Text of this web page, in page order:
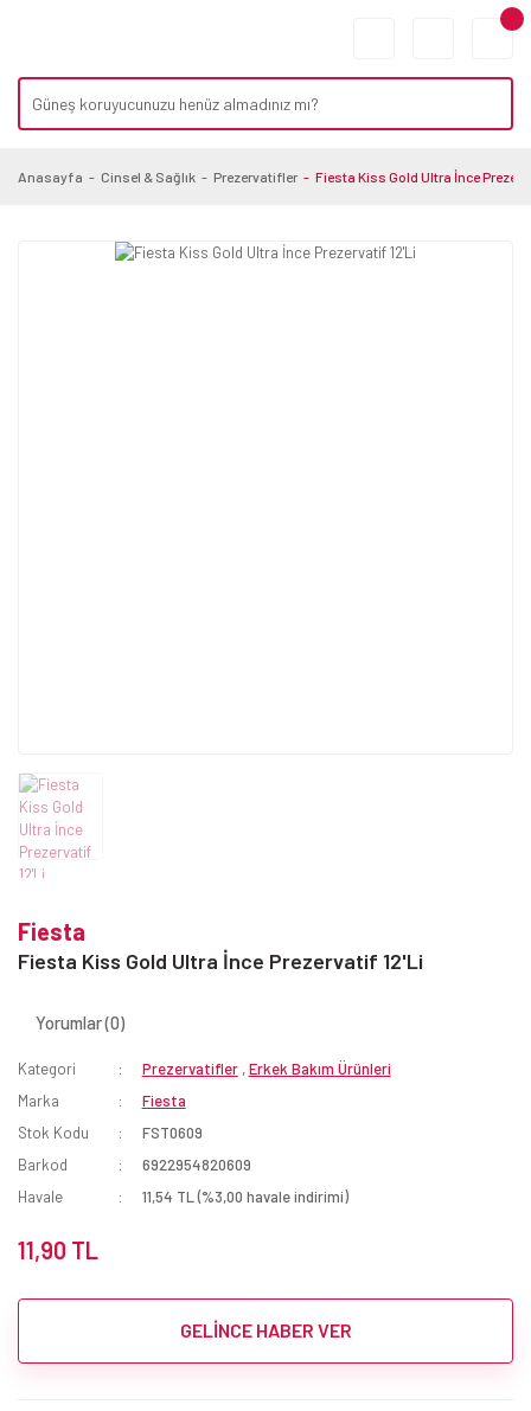
Anasayfa Cinsel & Sağlık Prezervatifler Fiesta Kiss Gold Ultra İnce
Fiesta
Fiesta Kiss Gold Ultra İnce Prezervatif 12'Li
Yorumlar (0)
Kategori Prezervatifler ,Erkek Bakım Ürünleri
Marka
Fiesta
Stok Kodu
FST0609
Barkod
6922954820609
Havale
11,54 TL (%3,00 havale indirimi)
11,90 TL
GELİNCE HABER VER